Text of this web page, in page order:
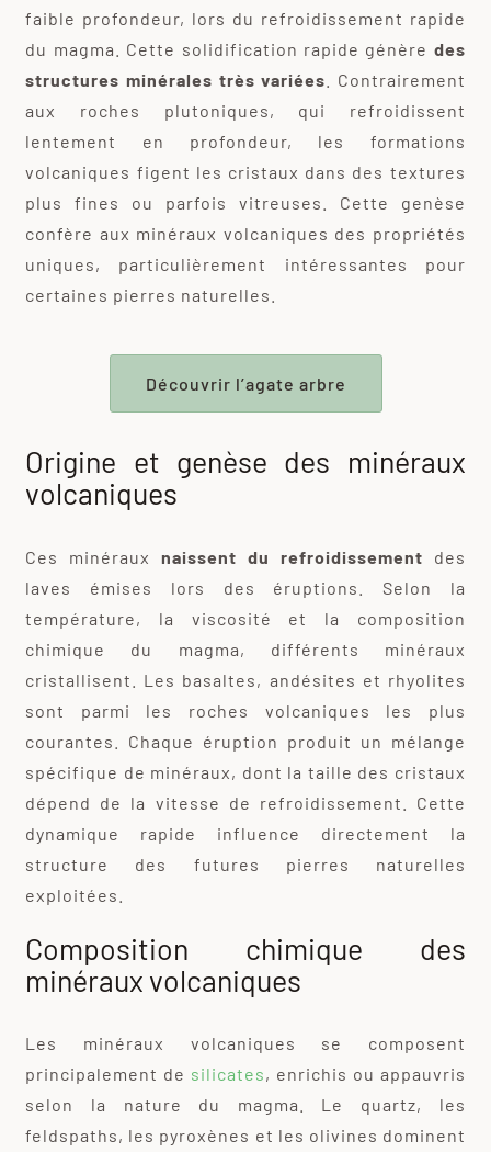
faible profondeur, lors du refroidissement rapide
du magma. Cette solidification rapide génère des
structures minérales très variées . Contrairement
aux roches plutoniques, qui refroidissent
lentement en profondeur, les formations
volcaniques figent les cristaux dans des textures
plus fines ou parfois vitreuses. Cette genèse
confère aux minéraux volcaniques des propriétés
uniques, particulièrement intéressantes pour
certaines pierres naturelles.
Découvrir l’agate arbre
Origine et genèse des minéraux
volcaniques
Ces minérauxnaissent du refroidissement des
laves émises lors des éruptions. Selon la
température, la viscosité et la composition
chimique du magma, différents minéraux
cristallisent. Les basaltes, andésites et rhyolites
sont parmi les roches volcaniques les plus
courantes. Chaque éruption produit un mélange
spécifique de minéraux, dont la taille des cristaux
dépend de la vitesse de refroidissement. Cette
dynamique rapide influence directement la
structure des futures pierres naturelles
exploitées.
Composition chimique des
minéraux volcaniques
Les minéraux volcaniques se composent
principalement de silicates, enrichis ou appauvris
selon la nature du magma. Le quartz, les
feldspaths, les pyroxènes et les olivines dominent